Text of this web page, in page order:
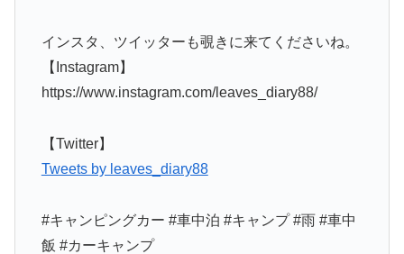
インスタ、ツイッターも覗きに来てくださいね。
【Instagram】
https://www.instagram.com/leaves_diary88/
【Twitter】
Tweets by leaves_diary88
#キャンピングカー #車中泊 #キャンプ #雨 #車中
飯 #カーキャンプ